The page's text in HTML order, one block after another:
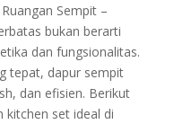
Sempit –
bukan berarti
dan fungsionalitas.
tepat, dapur sempit
dan efisien. Berikut
kitchen set ideal di